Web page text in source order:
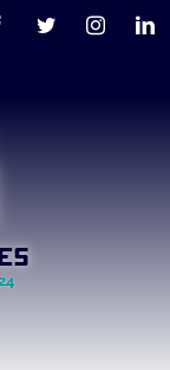
FacebookTwitter